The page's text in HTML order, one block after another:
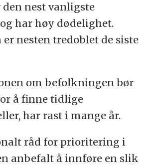
nest vanligste
har høy dødelighet.
er nesten tredoblet de siste
om befolkningen bør
å finne tidlige
har rast i mange år.
råd for prioritering i
anbefalt å innføre en slik